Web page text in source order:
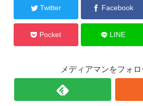
Twitter Facebook
Pocket LINE
メディアマンをフォロ